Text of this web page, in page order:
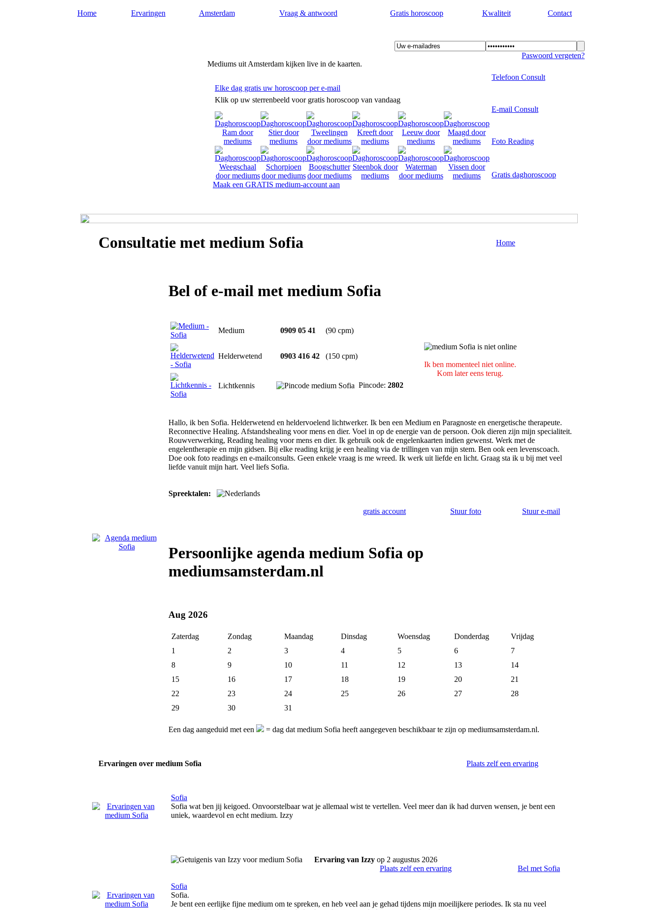
Home Ervaringen Amsterdam Vraag & antwoord Gratis horoscoop Kwaliteit Contact
Mediums uit Amsterdam kijken live in de kaarten.
Paswoord vergeten?
Elke dag gratis uw horoscoop per e-mail
Klik op uw sterrenbeeld voor gratis horoscoop van vandaag
Maak een GRATIS medium-account aan
Telefoon Consult
E-mail Consult
Foto Reading
Gratis daghoroscoop
Consultatie met medium Sofia Home
Bel of e-mail met medium Sofia
Medium 0909 05 41 (90 cpm)
Ik ben momenteel niet online.
Kom later eens terug.
Helderwetend 0903 416 42 (150 cpm)
Lichtkennis Pincode: 2802
Hallo, ik ben Sofia. Helderwetend en heldervoelend lichtwerker. Ik ben een Medium en Paragnoste en energetische therapeute.
Reconnective Healing. Afstandshealing voor mens en dier. Voel in op de energie van de persoon. Ook dieren zijn mijn specialiteit.
Rouwverwerking, Reading healing voor mens en dier. Ik gebruik ook de engelenkaarten indien gewenst. Werk met de
engelentherapie en mijn gidsen. Bij elke reading krijg je een healing via de trillingen van mijn stem. Ben ook een levenscoach.
Doe ook foto readings en e-mailconsults. Geen enkele vraag is me wreed. Ik werk uit liefde en licht. Graag sta ik u bij met veel
liefde vanuit mijn hart. Veel liefs Sofia.
Spreektalen:
gratis account Stuur foto Stuur e-mail
Persoonlijke agenda medium Sofia op
mediumsamsterdam.nl
Aug 2026
Zaterdag Zondag Maandag Dinsdag Woensdag Donderdag
Vrijdag
1
2 3 4 5 6
7
8
9 10 11 12 13
14
15
16 17 18 19 20
21
22
23 24 25 26 27
28
29
30 31
Een dag aangeduid met een = dag dat medium Sofia heeft aangegeven beschikbaar te zijn op mediumsamsterdam.nl.
Ervaringen over medium Sofia Plaats zelf een ervaring
Sofia
Sofia wat ben jij keigoed. Onvoorstelbaar wat je allemaal wist te vertellen. Veel meer dan ik had durven wensen, je bent een
uniek, waardevol en echt medium. Izzy
Ervaring van Izzy op 2 augustus 2026
Plaats zelf een ervaring
Bel met Sofia
Sofia
Sofia.
Je bent een eerlijke fijne medium om te spreken, en heb veel aan je gehad tijdens mijn moeilijkere periodes. Ik sta nu veel